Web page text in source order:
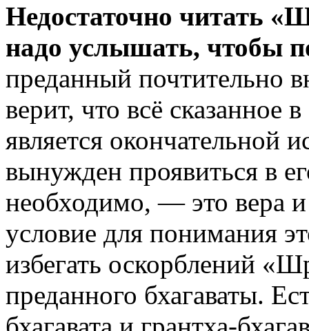
Недостаточно читать
надо услышать, чтобы
преданный почтительно
верит, что всё сказанное
является окончательной
вынужден проявиться в
необходимо, — это вера
условие для понимания
избегать оскорблений
преданного бхагаваты.